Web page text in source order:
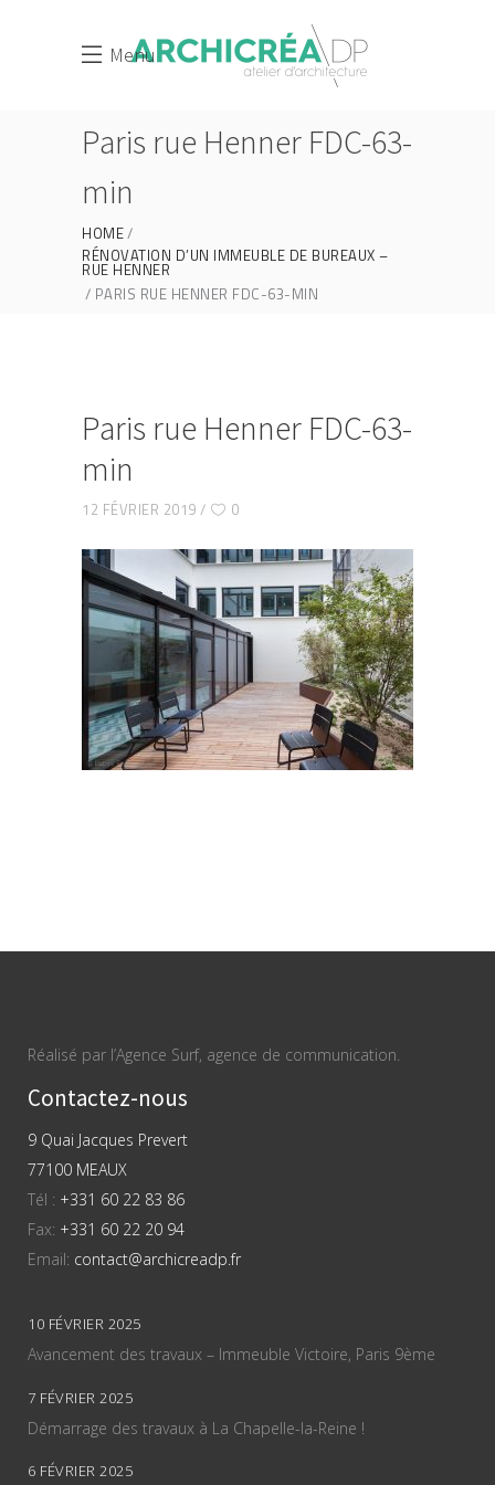
Menu
Paris rue Henner FDC-63-
min
HOME
RÉNOVATION D’UN IMMEUBLE DE BUREAUX –
RUE HENNER
PARIS RUE HENNER FDC-63-MIN
Paris rue Henner FDC-63-
min
12 FÉVRIER 2019 0
Réalisé par l’Agence Surf, agence de communication.
Contactez-nous
9 Quai Jacques Prevert
77100 MEAUX
Tél : +331 60 22 83 86
Fax: +331 60 22 20 94
Email: contact@archicreadp.fr
10 FÉVRIER 2025
Avancement des travaux – Immeuble Victoire, Paris 9ème
7 FÉVRIER 2025
Démarrage des travaux à La Chapelle-la-Reine !
6 FÉVRIER 2025